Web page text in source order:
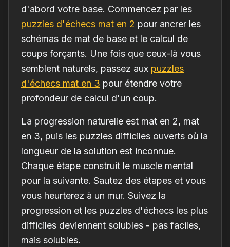
d'abord votre base. Commencez par les
puzzles d'échecs mat en 2 pour ancrer les
schémas de mat de base et le calcul de
coups forçants. Une fois que ceux-là vous
semblent naturels, passez aux puzzles
d'échecs mat en 3 pour étendre votre
profondeur de calcul d'un coup.
La progression naturelle est mat en 2, mat
en 3, puis les puzzles difficiles ouverts où la
longueur de la solution est inconnue.
Chaque étape construit le muscle mental
pour la suivante. Sautez des étapes et vous
vous heurterez à un mur. Suivez la
progression et les puzzles d'échecs les plus
difficiles deviennent solubles - pas faciles,
mais solubles.